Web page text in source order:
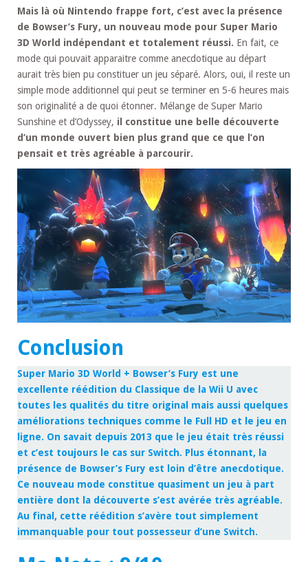
Mais là où Nintendo frappe fort, c’est avec la présence
de Bowser’s Fury, un nouveau mode pour Super Mario
3D World indépendant et totalement réussi. En fait, ce
mode qui pouvait apparaitre comme anecdotique au départ
aurait très bien pu constituer un jeu séparé. Alors, oui, il reste un
simple mode additionnel qui peut se terminer en 5-6 heures mais
son originalité a de quoi étonner. Mélange de Super Mario
Sunshine et d’Odyssey, il constitue une belle découverte
d’un monde ouvert bien plus grand que ce que l’on
pensait et très agréable à parcourir.
Conclusion
Super Mario 3D World + Bowser’s Fury est une
excellente réédition du Classique de la Wii U avec
toutes les qualités du titre original mais aussi quelques
améliorations techniques comme le Full HD et le jeu en
ligne. On savait depuis 2013 que le jeu était très réussi
et c’est toujours le cas sur Switch. Plus étonnant, la
présence de Bowser’s Fury est loin d’être anecdotique.
Ce nouveau mode constitue quasiment un jeu à part
entière dont la découverte s’est avérée très agréable.
Au final, cette réédition s’avère tout simplement
immanquable pour tout possesseur d’une Switch.